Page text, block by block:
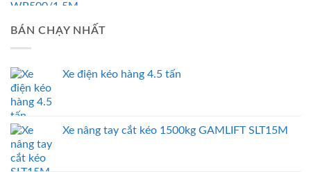
BÁN CHẠY NHẤT
Xe điện kéo hàng 4.5 tấn
Xe nâng tay cắt kéo 1500kg GAMLIFT SLT15M